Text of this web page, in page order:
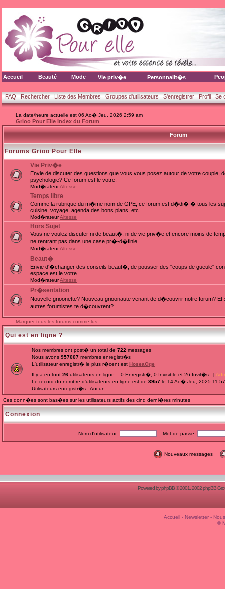
Accueil Beauté Mode Vie priv�e Personnalit�s
FAQ Rechercher Liste des Membres Groupes d'utilisateurs S'enregistrer Profil Se
La date/heure actuelle est 06 Ao� Jeu, 2026 2:59 am
Grioo Pour Elle Index du Forum
Forum
Forums Grioo Pour Elle
Vie Priv�e
Envie de discuter des questions que vous vous posez autour de votre
psychologie? Ce forum est le votre.
Mod�rateurAltesse
Temps libre
Comme la rubrique du m�me nom de GPE, ce forum est d�di� � tous les
cuisine, voyage, agenda des bons plans, etc...
Mod�rateurAltesse
Hors Sujet
Vous ne voulez discuter ni de beaut�, ni de vie priv�e et encore moins de
ne rentrant pas dans une case pr�-d�finie.
Mod�rateurAltesse
Beaut�
Envie d'�changer des conseils beaut�, de pousser des "coups de gueule"
espace est le votre
Mod�rateurAltesse
Pr�sentation
Nouvelle grioonette? Nouveau grioonaute venant de d�couvrir notre forum?
autres forumistes te d�couvrent?
Marquer tous les forums comme lus
Qui est en ligne ?
Nos membres ont post� un total de 722 messages
Nous avons 957007 membres enregistr�s
L'utilisateur enregistr� le plus r�cent est HoseaOqe
Il y a en tout 26 utilisateurs en ligne :: 0 Enregistr�, 0 Invisible et 26 Invit�s [
Le record du nombre d'utilisateurs en ligne est de 3957 le 14 Ao� Jeu, 2025
Utilisateurs enregistr�s : Aucun
Ces donn�es sont bas�es sur les utilisateurs actifs des cinq derni�res minutes
Connexion
Nom d'utilisateur: Mot de passe:
Nouveaux messages
Powered byphpBB© 2001, 2002 phpBB
Accueil- Newsletter-
©